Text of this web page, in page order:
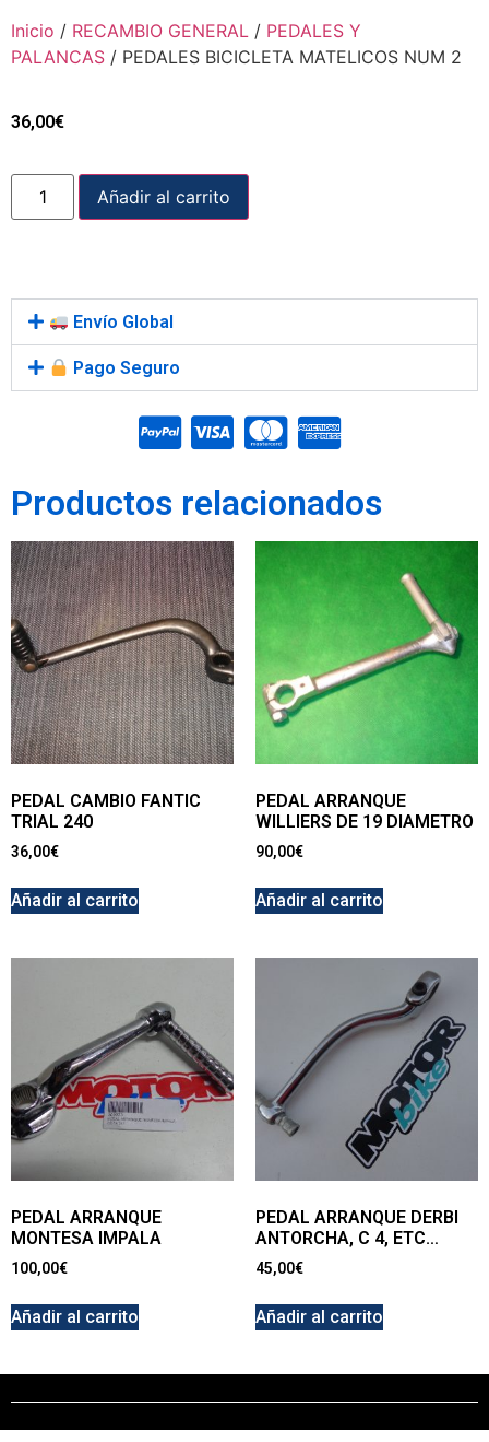
Inicio / RECAMBIO GENERAL / PEDALES Y
PALANCAS / PEDALES BICICLETA MATELICOS NUM 2
36,00€
Añadir al carrito
Envío Global
Pago Seguro
Productos relacionados
PEDAL CAMBIO FANTIC
TRIAL 240
36,00€
Añadir al carrito
PEDAL ARRANQUE
WILLIERS DE 19 DIAMETRO
90,00€
Añadir al carrito
PEDAL ARRANQUE
MONTESA IMPALA
100,00€
Añadir al carrito
PEDAL ARRANQUE DERBI
ANTORCHA, C 4, ETC…
45,00€
Añadir al carrito